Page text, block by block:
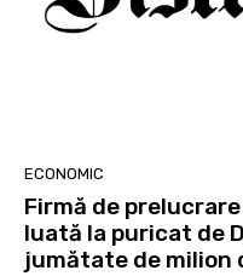
ECONOMIC
Firmă de
luată la puricat de
jumătate de milion